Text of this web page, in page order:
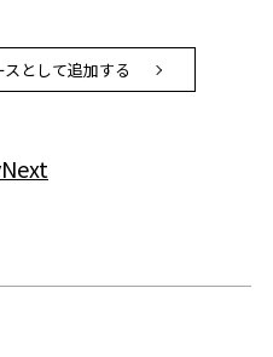
として追加する
Next